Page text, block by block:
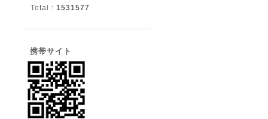
Total : 1531577
携帯サイト